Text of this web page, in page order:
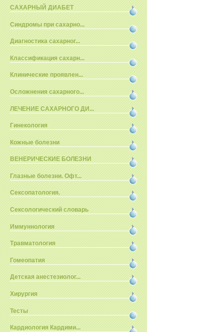
САХАРНЫЙ ДИАБЕТ
Синдромы при сахарно...
Диагностика сахарног...
Классификация сахарн...
Клинические проявлен...
Осложнения сахарного...
ЛЕЧЕНИЕ САХАРНОГО ДИ...
Гинекология
Кожные болезни
ВЕНЕРИЧЕСКИЕ БОЛЕЗНИ
Глазные болезни. Офт...
Сексопатология.
Сексологический словарь
Иммуннология
Травматология
Гомеопатия
Детская анестезиолог...
Хирургия
Тесты
Кардиология Кардими...